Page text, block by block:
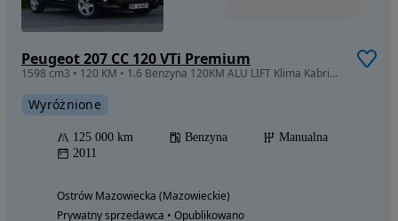
Peugeot 207 CC 120 VTi Premium
1598 cm3 • 120 KM • 1.6 Benzyna 120KM ALU LIFT Klima Kabriolet Serwisowany Bezwypadkowy
Wyróżnione
125 000 km Benzyna
Manualna
2011
Ostrów Mazowiecka (Mazowieckie)
Prywatny sprzedawca • Opublikowano